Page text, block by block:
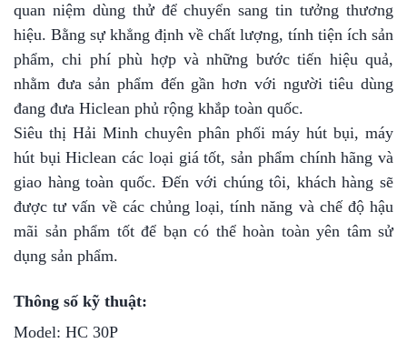
quan niệm dùng thử để chuyển sang tin tưởng thương
hiệu. Bằng sự khẳng định về chất lượng, tính tiện ích sản
phẩm, chi phí phù hợp và những bước tiến hiệu quả,
nhằm đưa sản phẩm đến gần hơn với người tiêu dùng
đang đưa Hiclean phủ rộng khắp toàn quốc.
Siêu thị Hải Minh chuyên phân phối máy hút bụi, máy
hút bụi Hiclean các loại giá tốt, sản phẩm chính hãng và
giao hàng toàn quốc. Đến với chúng tôi, khách hàng sẽ
được tư vấn về các chủng loại, tính năng và chế độ hậu
mãi sản phẩm tốt để bạn có thể hoàn toàn yên tâm sử
dụng sản phẩm.
Thông số kỹ thuật:
Model: HC 30P